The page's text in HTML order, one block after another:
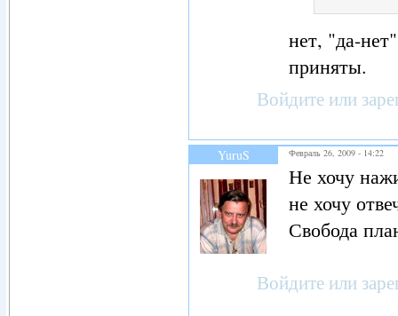
нет, "да-
приняты.
Войдите или
YuruS Февраль 26, 2009 - 14:22
Не хочу
не хочу
Свобода
Войдите или